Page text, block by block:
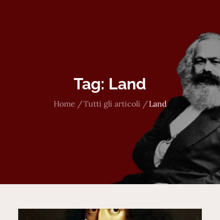
Tag: Land
Home Tutti gli articoli Land